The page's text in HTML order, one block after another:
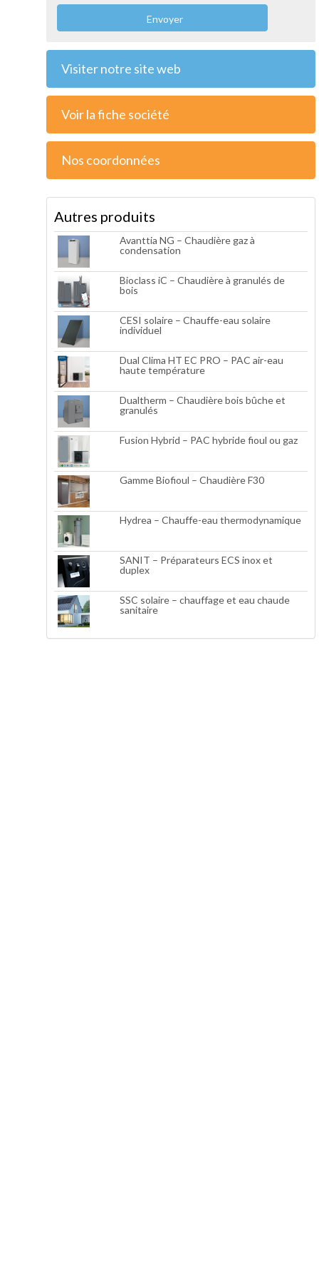
Envoyer
Visiter notre site web
Voir la fiche société
Nos coordonnées
Autres produits
Avanttia NG – Chaudière gaz à
condensation
Bioclass iC – Chaudière à granulés de
bois
CESI solaire – Chauffe-eau solaire
individuel
Dual Clima HT EC PRO – PAC air-eau
haute température
Dualtherm – Chaudière bois bûche et
granulés
Fusion Hybrid – PAC hybride fioul ou gaz
Gamme Biofioul – Chaudière F30
Hydrea – Chauffe-eau thermodynamique
SANIT – Préparateurs ECS inox et
duplex
SSC solaire – chauffage et eau chaude
sanitaire